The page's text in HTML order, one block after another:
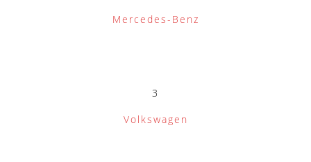
Mercedes-Benz
3
Volkswagen